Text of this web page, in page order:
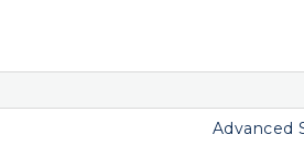
Advanced